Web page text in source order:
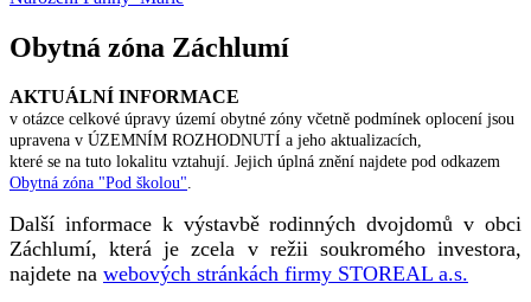
Obytná zóna Záchlumí
AKTUÁLNÍ INFORMACE
v otázce celkové úpravy území obytné zóny včetně podmínek oplocení jsou
upravena v ÚZEMNÍM ROZHODNUTÍ a jeho aktualizacích,
které se na tuto lokalitu vztahují. Jejich úplná znění najdete pod odkazem
Obytná zóna "Pod školou".
Další informace k výstavbě rodinných dvojdomů v obci
Záchlumí, která je zcela v režii soukromého investora,
najdete na webových stránkách firmy STOREAL a.s.